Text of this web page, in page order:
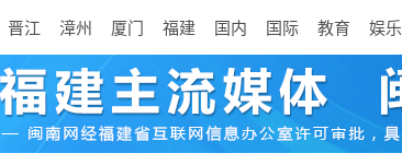
晋江 漳州 厦门 福建 国内 国际 教育 娱乐